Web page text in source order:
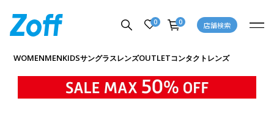
0 0 店舗検索
WOMENMENKIDSサングラスレンズOUTLETコンタクトレンズ
商品詳細ページへ